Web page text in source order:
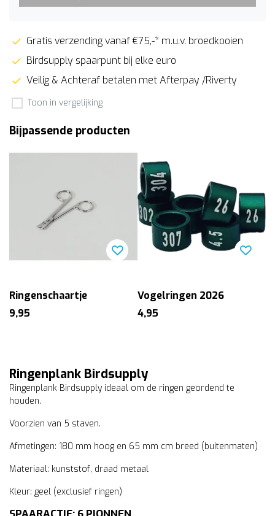
Gratis verzending vanaf €75,-* m.u.v. broedkooien
Birdsupply spaarpunt bij elke euro
Veilig & Achteraf betalen met Afterpay /Riverty
Toon in vergelijking
Bijpassende producten
Ringenschaartje
9,95
Vogelringen 2026
4,95
Ringenplank Birdsupply
Ringenplank Birdsupply ideaal om de ringen geordend te
houden.
Voorzien van 5 staven.
Afmetingen: 180 mm hoog en 65 mm cm breed (buitenmaten)
Materiaal: kunststof, draad metaal
Kleur: geel (exclusief ringen)